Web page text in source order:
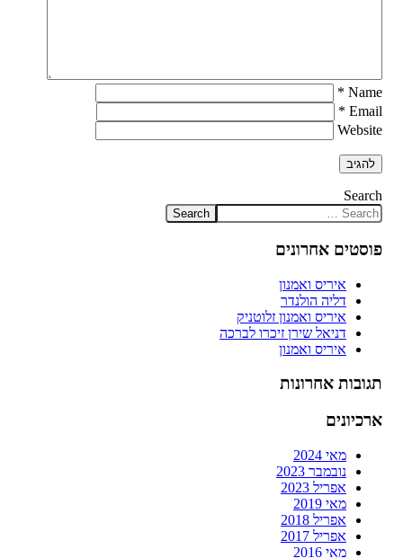
Name
*
Email
*
Website
Search
פוסטים אחרונים
איריס ואמנון
דליה הולנדר
איריס ואמנון זלוטניק
דניאל שירן זיכרו לברכה
איריס ואמנון
תגובות אחרונות
ארכיונים
מאי 2024
נובמבר 2023
אפריל 2023
מאי 2019
אפריל 2018
אפריל 2017
מאי 2016